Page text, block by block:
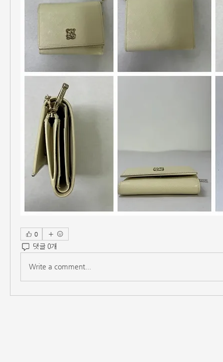
0
댓글 0개
Write a comment...